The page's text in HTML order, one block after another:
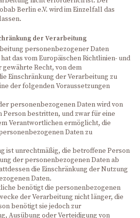
Berlin e.V. wird im Einzelfall das
der Verarbeitung
personenbezogener Daten
das vom Europäischen Richtlinien- und
Recht, von dem
Einschränkung der Verarbeitung zu
der folgenden Voraussetzungen
personenbezogenen Daten wird von
Person bestritten, und zwar für eine
Verantwortlichen ermöglicht, die
Daten zu
ist unrechtmäßig, die betroffene Person
der personenbezogenen Daten ab
die Einschränkung der Nutzung
Daten.
benötigt die personenbezogenen
der Verarbeitung nicht länger, die
benötigt sie jedoch zur
Ausübung oder Verteidigung von